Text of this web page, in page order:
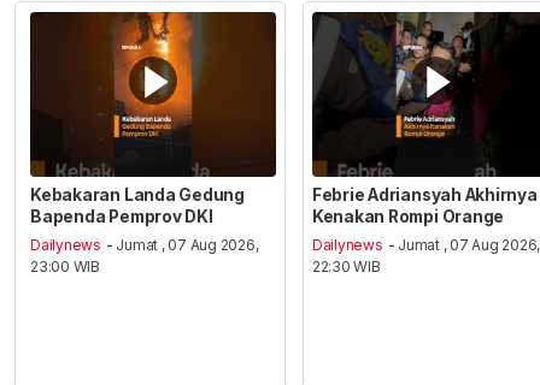
Kebakaran Landa Gedung
Bapenda Pemprov DKI
Dailynews - Jumat , 07 Aug 2026,
23:00 WIB
Febrie Adriansyah Akhirnya
Kenakan Rompi Orange
Dailynews - Jumat , 07 Aug 2026,
22:30 WIB